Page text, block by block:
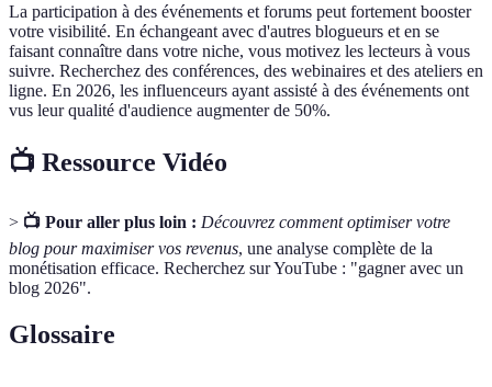
La participation à des événements et forums peut fortement booster
votre visibilité. En échangeant avec d'autres blogueurs et en se
faisant connaître dans votre niche, vous motivez les lecteurs à vous
suivre. Recherchez des conférences, des webinaires et des ateliers en
ligne. En 2026, les influenceurs ayant assisté à des événements ont
vus leur qualité d'audience augmenter de 50%.
📺 Ressource Vidéo
> 📺 Pour aller plus loin : Découvrez comment optimiser votre
blog pour maximiser vos revenus, une analyse complète de la
monétisation efficace. Recherchez sur YouTube : "gagner avec un
blog 2026".
Glossaire